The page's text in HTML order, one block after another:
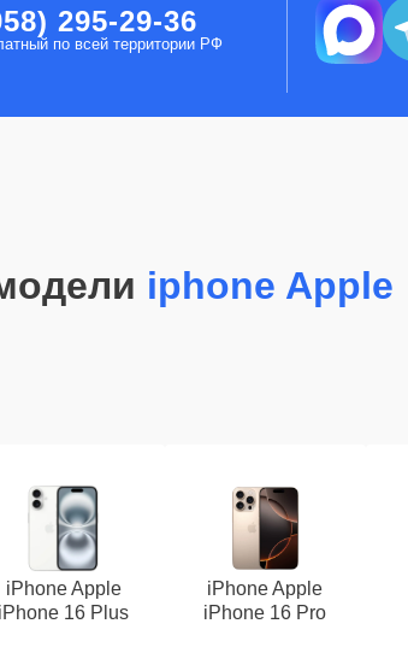
295-29-36
по всей территории РФ
iphone Apple
iPhone Apple
iPhone 16 Plus
iPhone Apple
iPhone 16 Pro